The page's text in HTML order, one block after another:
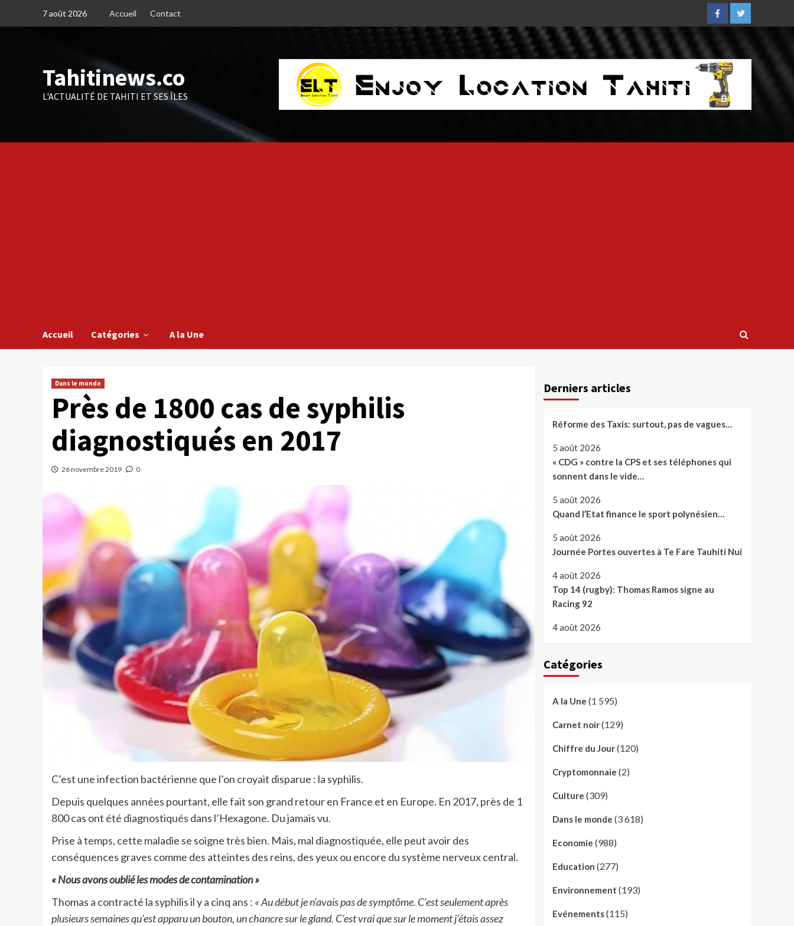
7 août 2026 Accueil Contact
FacebookTwitter
Tahitinews.co
L'ACTUALITÉ DE TAHITI ET SES ÎLES
Accueil Catégories A la Une
Dans le monde
Près de 1800 cas de syphilis
diagnostiqués en 2017
26 novembre 2019 0
C’est une infection bactérienne que l’on croyait disparue : la syphilis.
Depuis quelques années pourtant, elle fait son grand retour en France et en Europe. En 2017, près de 1
800 cas ont été diagnostiqués dans l’Hexagone. Du jamais vu.
Prise à temps, cette maladie se soigne très bien. Mais, mal diagnostiquée, elle peut avoir des
conséquences graves comme des atteintes des reins, des yeux ou encore du système nerveux central.
« Nous avons oublié les modes de contamination »
Thomas a contracté la syphilis il y a cinq ans : « Au début je n’avais pas de symptôme. C’est seulement après
plusieurs semaines qu’est apparu un bouton, un chancre sur le gland. C’est vrai que sur le moment j’étais assez
Derniers articles
Réforme des Taxis: surtout, pas de vagues…
5 août 2026
« CDG » contre la CPS et ses téléphones qui
sonnent dans le vide…
5 août 2026
Quand l’Etat finance le sport polynésien…
5 août 2026
Journée Portes ouvertes à Te Fare Tauhiti Nui
4 août 2026
Top 14 (rugby): Thomas Ramos signe au
Racing 92
4 août 2026
Catégories
A la Une (1 595)
Carnet noir(129)
Chiffre du Jour(120)
Cryptomonnaie (2)
Culture (309)
Dans le monde (3 618)
Economie (988)
Education (277)
Environnement (193)
Evénements(115)